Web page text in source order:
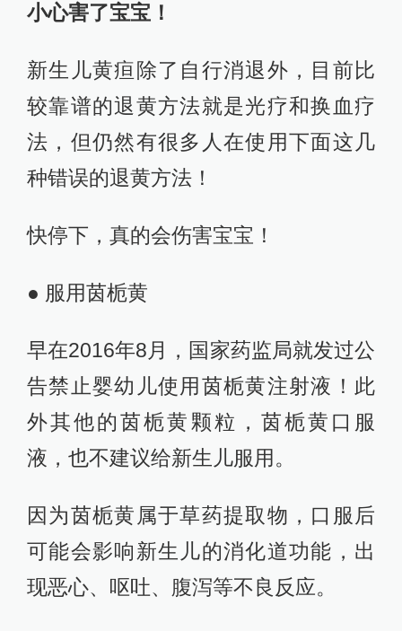
小心害了宝宝！
新生儿黄疸除了自行消退外，目前比
较靠谱的退黄方法就是光疗和换血疗
法，但仍然有很多人在使用下面这几
种错误的退黄方法！
快停下，真的会伤害宝宝！
● 服用茵栀黄
早在2016年8月，国家药监局就发过公
告禁止婴幼儿使用茵栀黄注射液！此
外其他的茵栀黄颗粒，茵栀黄口服
液，也不建议给新生儿服用。
因为茵栀黄属于草药提取物，口服后
可能会影响新生儿的消化道功能，出
现恶心、呕吐、腹泻等不良反应。